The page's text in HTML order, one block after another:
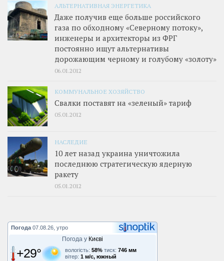
АЛЬТЕРНАТИВНАЯ ЭНЕРГЕТИКА
Даже получив еще больше российского
газа по обходному «Северному потоку»,
инженеры и архитекторы из ФРГ
постоянно ищут альтернативы
дорожающим черному и голубому «золоту»
06.01.2012
КОММУНАЛЬНОЕ ХОЗЯЙСТВО
Свалки поставят на «зеленый» тариф
05.01.2012
НАСЛЕДИЕ
10 лет назад украина уничтожила
последнюю стратегическую ядерную
ракету
05.01.2012
Погода 07.08.26, утро
Погода у Києві
+29° вологість: 58% тиск: 746 мм
вітер: 1 м/с, южный